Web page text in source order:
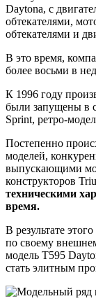
Daytona, с
обтекателями,
обтекателями и
В это время,
более восьми в
К 1996 году
были запущены в
Sprint, ретро-
Постепенно
моделей,
выпускающими
конструкторов
техническими
время.
В результате
по своему
модель Т595
стать элитным